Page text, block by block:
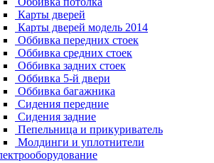
Карты дверей
Карты дверей модель 2014
Оббивка передних стоек
Оббивка средних стоек
Оббивка задних стоек
Оббивка 5-й двери
Оббивка багажника
Сидения передние
Сидения задние
Пепельница и прикуриватель
Молдинги и уплотнители